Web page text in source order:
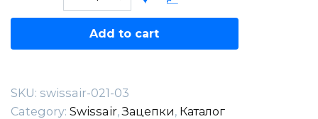
021.03
Add to cart
SKU: swissair-021-03
Category: Swissair,Зацепки, Каталог